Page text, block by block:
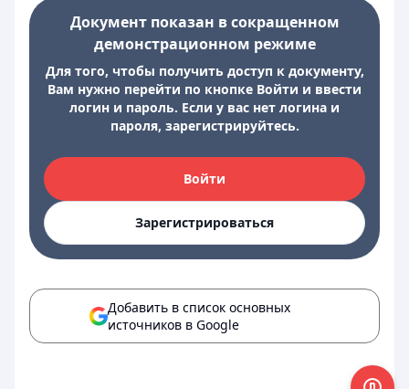
Документ показан в сокращенном
демонстрационном режиме
Для того, чтобы получить доступ к документу,
Вам нужно перейти по кнопке Войти и ввести
логин и пароль. Если у вас нет логина и
пароля, зарегистрируйтесь.
Войти
Зарегистрироваться
Добавить в список основных
источников в Google